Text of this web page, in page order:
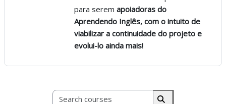
para serem apoiadoras do
Aprendendo Inglês, com o intuito de
viabilizar a continuidade do projeto e
evolui-lo ainda mais!
Search courses